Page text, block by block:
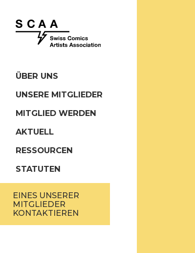
ÜBER UNS
UNSERE MITGLIEDER
MITGLIED WERDEN
AKTUELL
RESSOURCEN
STATUTEN
EINES UNSERER
MITGLIEDER
KONTAKTIEREN